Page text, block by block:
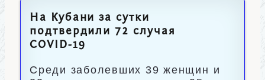
На Кубани за сутки
подтвердили 72 случая
COVID-19
Среди заболевших 39 женщин и